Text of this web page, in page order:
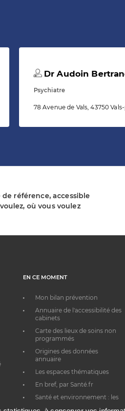
Dr Audoin
Psychiatre
78 Avenue de Vals, 43750
de référence, accessible
où vous voulez
EN CE MOMENT
Mon bilan prévention
Annuaire de l'accessibilité des
cabinets
Carte des lieux de soins non
programmés
Origines des données
annuaire
Les espaces thématiques
En bref, par Santé.fr
Santé et environnement : les